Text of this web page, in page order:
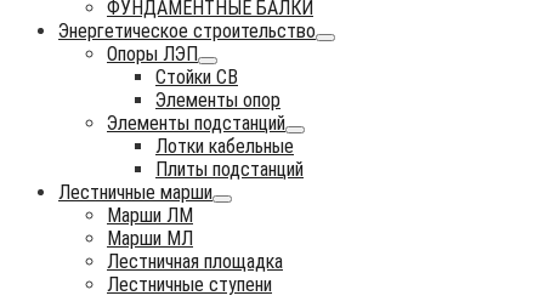
ФУНДАМЕНТНЫЕ БАЛКИ
Энергетическое строительство
Опоры ЛЭП
Стойки СВ
Элементы опор
Элементы подстанций
Лотки кабельные
Плиты подстанций
Лестничные марши
Марши ЛМ
Марши МЛ
Лестничная площадка
Лестничные ступени